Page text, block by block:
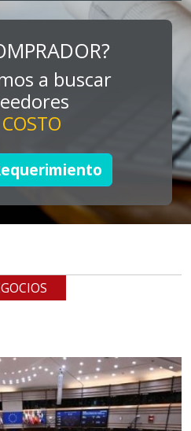
stands,
CARGA LLAVE
a buscar